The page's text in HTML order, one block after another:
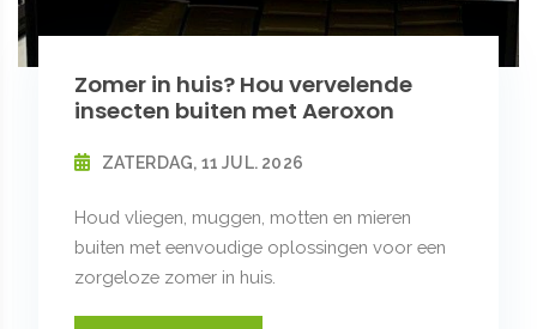
Zomer in huis? Hou vervelende
insecten buiten met Aeroxon
ZATERDAG, 11 JUL. 2026
Houd vliegen, muggen, motten en mieren
buiten met eenvoudige oplossingen voor een
zorgeloze zomer in huis.